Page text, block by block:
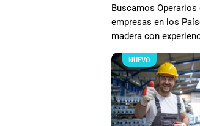
Buscamos
empresas en los
madera con
NUEVO